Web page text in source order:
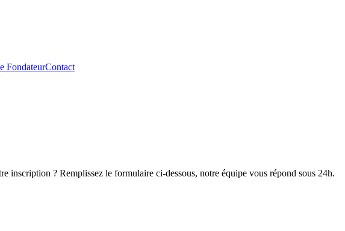
FondateurContact
inscription ? Remplissez le formulaire ci-dessous, notre équipe vous répond sous 24h.